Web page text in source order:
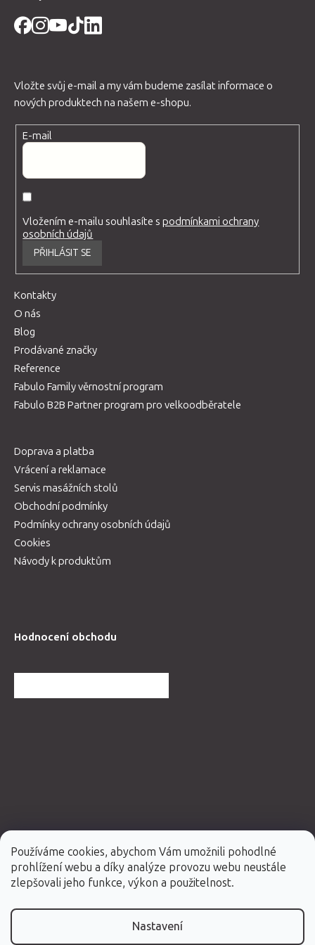
Používáme cookies, abychom Vám umožnili pohodlné
prohlížení webu a díky analýze provozu webu neustále
zlepšovali jeho funkce, výkon a použitelnost.
Nastavení
Vložte svůj e-mail a my vám budeme zasílat informace o
nových produktech na našem e-shopu.
E-mail
Vložením e-mailu souhlasíte spodmínkami ochrany
osobních údajů
PŘIHLÁSIT SE
Kontakty
O nás
Blog
Prodávané značky
Reference
Fabulo Family věrnostní program
Fabulo B2B Partner program pro velkoodběratele
Doprava a platba
Vrácení a reklamace
Servis masážních stolů
Obchodní podmínky
Podmínky ochrany osobních údajů
Cookies
Návody k produktům
Hodnocení obchodu
Vytvořil Shoptet Premium